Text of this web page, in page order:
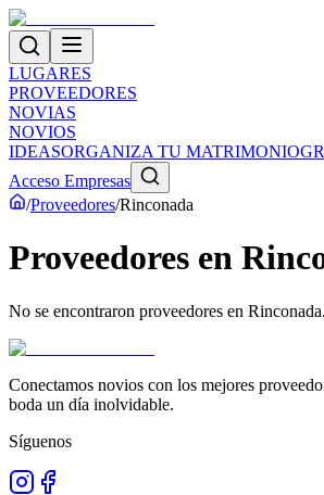
LUGARES
PROVEEDORES
NOVIAS
NOVIOS
IDEASORGANIZA TU MATRIMONIO
Acceso Empresas
/Proveedores/Rinconada
Proveedores en
No se encontraron proveedores en Rinconada.
Conectamos novios con los mejores
boda un día inolvidable.
Síguenos